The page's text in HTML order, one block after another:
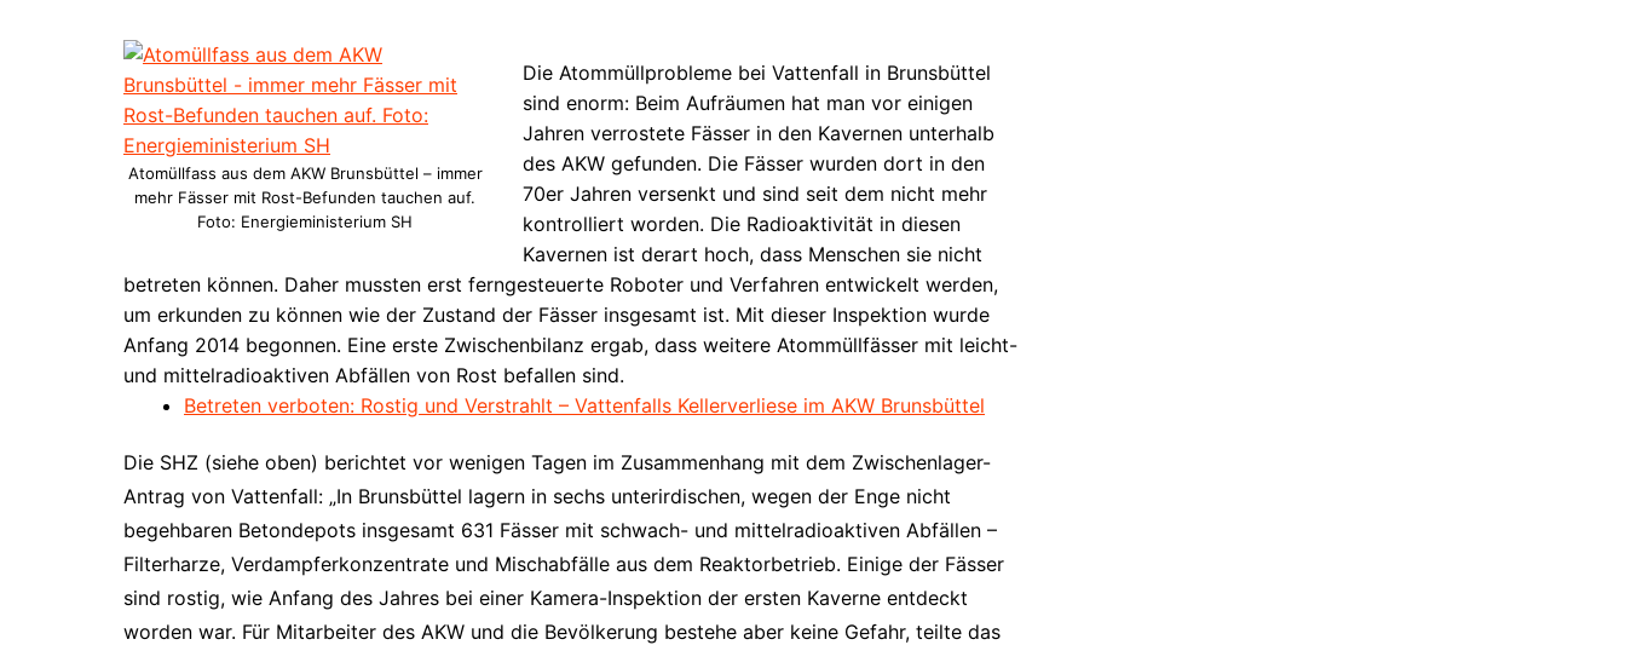
Atomüllfass aus dem AKW Brunsbüttel – immer
mehr Fässer mit Rost-Befunden tauchen auf.
Foto: Energieministerium SH
Die Atommüllprobleme bei Vattenfall in Brunsbüttel
sind enorm: Beim Aufräumen hat man vor einigen
Jahren verrostete Fässer in den Kavernen unterhalb
des AKW gefunden. Die Fässer wurden dort in den
70er Jahren versenkt und sind seit dem nicht mehr
kontrolliert worden. Die Radioaktivität in diesen
Kavernen ist derart hoch, dass Menschen sie nicht
betreten können. Daher mussten erst ferngesteuerte Roboter und Verfahren entwickelt werden,
um erkunden zu können wie der Zustand der Fässer insgesamt ist. Mit dieser Inspektion wurde
Anfang 2014 begonnen. Eine erste Zwischenbilanz ergab, dass weitere Atommüllfässer mit leicht-
und mittelradioaktiven Abfällen von Rost befallen sind.
Betreten verboten: Rostig und Verstrahlt – Vattenfalls Kellerverliese im AKW Brunsbüttel
Die SHZ (siehe oben) berichtet vor wenigen Tagen im Zusammenhang mit dem Zwischenlager-
Antrag von Vattenfall: „In Brunsbüttel lagern in sechs unterirdischen, wegen der Enge nicht
begehbaren Betondepots insgesamt 631 Fässer mit schwach- und mittelradioaktiven Abfällen –
Filterharze, Verdampferkonzentrate und Mischabfälle aus dem Reaktorbetrieb. Einige der Fässer
sind rostig, wie Anfang des Jahres bei einer Kamera-Inspektion der ersten Kaverne entdeckt
worden war. Für Mitarbeiter des AKW und die Bevölkerung bestehe aber keine Gefahr, teilte das